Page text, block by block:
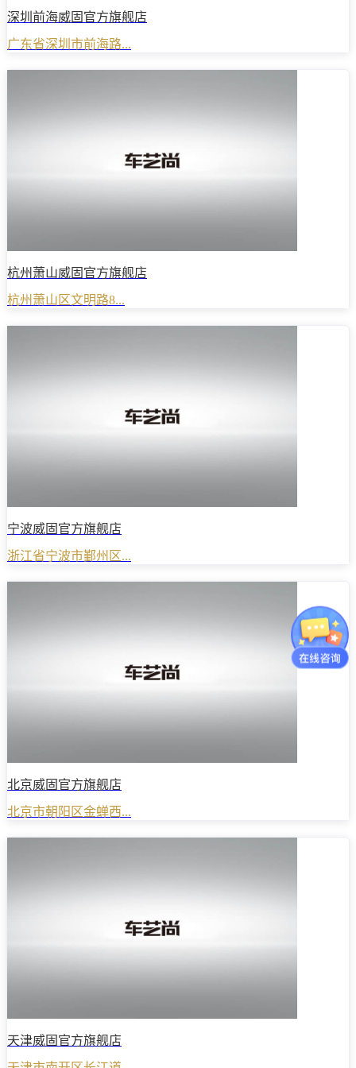
深圳前海威固官方旗舰店
广东省深圳市前海路...
杭州萧山威固官方旗舰店
杭州萧山区文明路8...
宁波威固官方旗舰店
浙江省宁波市鄞州区...
北京威固官方旗舰店
北京市朝阳区金蝉西...
天津威固官方旗舰店